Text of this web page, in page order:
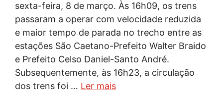
sexta-feira, 8 de março. Às 16h09, os trens
passaram a operar com velocidade reduzida
e maior tempo de parada no trecho entre as
estações São Caetano-Prefeito Walter Braido
e Prefeito Celso Daniel-Santo André.
Subsequentemente, às 16h23, a circulação
dos trens foi … Ler mais